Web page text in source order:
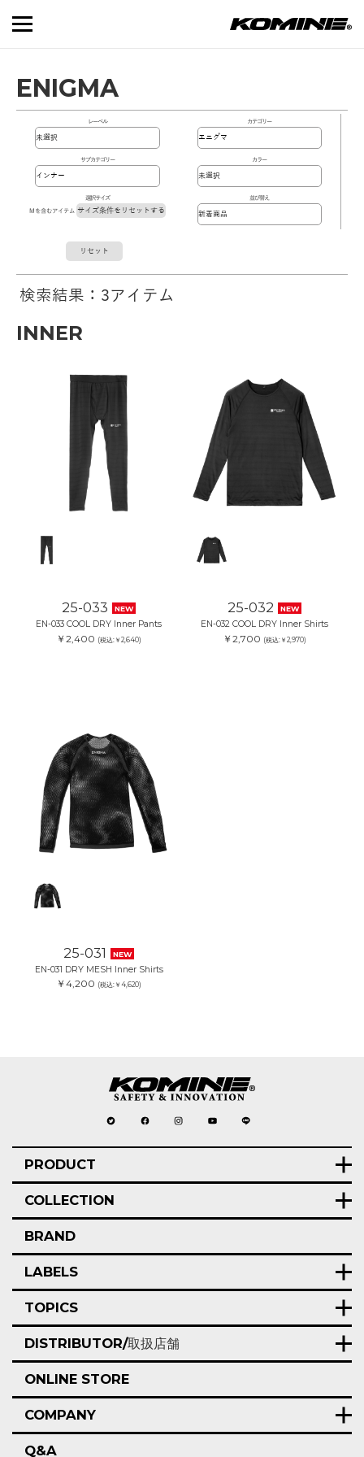
ENIGMA
レーベル カテゴリー
サブカテゴリー カラー
選択サイズ
Mを含むアイテム サイズ条件をリセットする
並び替え
リセット
検索結果：3アイテム
INNER
25-033 NEW
EN-033 COOL DRY Inner Pants
￥2,400 (税込:￥2,640)
25-032 NEW
EN-032 COOL DRY Inner Shirts
￥2,700 (税込:￥2,970)
25-031 NEW
EN-031 DRY MESH Inner Shirts
￥4,200 (税込:￥4,620)
PRODUCT
COLLECTION
BRAND
LABELS
TOPICS
DISTRIBUTOR/取扱店舗
ONLINE STORE
COMPANY
Q&A